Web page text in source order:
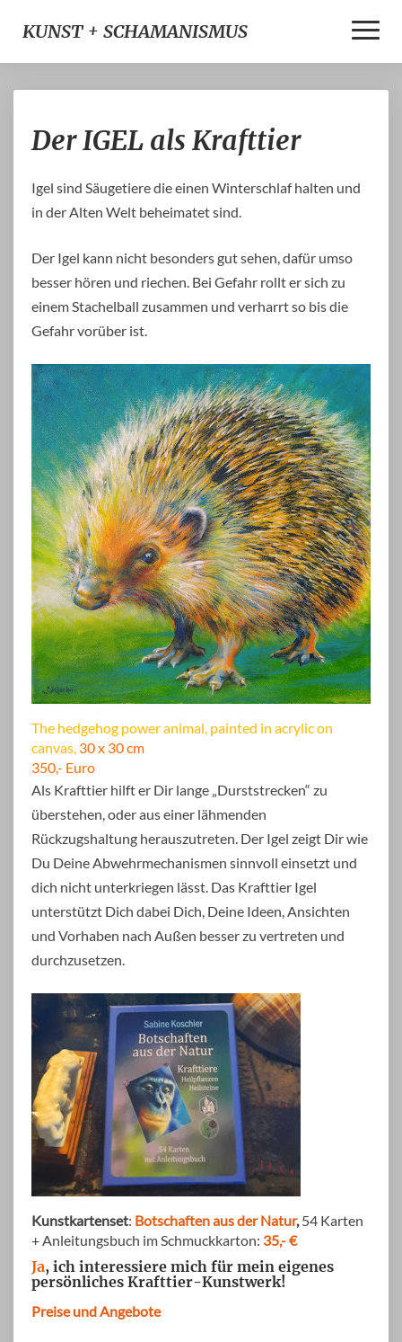
Toggle
KUNST + SCHAMANISMUS
IGEL
als
Der IGEL als Krafttier
Igel sind Säugetiere die einen Winterschlaf halten und
in der Alten Welt beheimatet sind.
Der Igel kann nicht besonders gut sehen, dafür umso
besser hören und riechen. Bei Gefahr rollt er sich zu
einem Stachelball zusammen und verharrt so bis die
Gefahr vorüber ist.
The hedgehog power animal, painted in acrylic on
canvas, 30 x 30 cm
350,- Euro
Als Krafttier hilft er Dir lange „Durststrecken“ zu
überstehen, oder aus einer lähmenden
Rückzugshaltung herauszutreten. Der Igel zeigt Dir wie
Du Deine Abwehrmechanismen sinnvoll einsetzt und
dich nicht unterkriegen lässt. Das Krafttier Igel
unterstützt Dich dabei Dich, Deine Ideen, Ansichten
und Vorhaben nach Außen besser zu vertreten und
durchzusetzen.
Kunstkartenset: Botschaften aus der Natur,54 Karten
+ Anleitungsbuch im Schmuckkarton: 35,- €
Ja, ich interessiere mich für mein eigenes
persönliches Krafttier-Kunstwerk!
Preise und Angebote